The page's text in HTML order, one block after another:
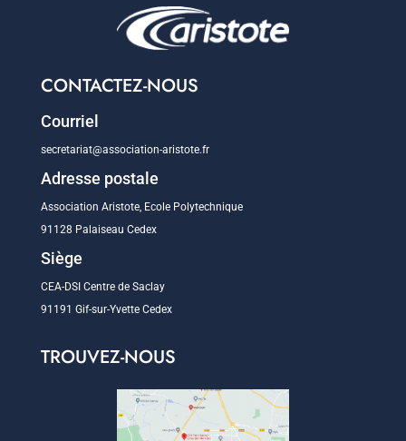
CONTACTEZ-NOUS
Courriel
secretariat@association-aristote.fr
Adresse postale
Association Aristote, Ecole Polytechnique
91128 Palaiseau Cedex
Siège
CEA-DSI Centre de Saclay
91191 Gif-sur-Yvette Cedex
TROUVEZ-NOUS